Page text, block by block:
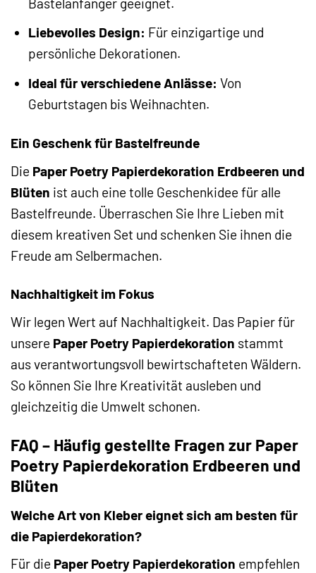
Liebevolles Design: Für einzigartige und
persönliche Dekorationen.
Ideal für verschiedene Anlässe: Von
Geburtstagen bis Weihnachten.
Ein Geschenk für Bastelfreunde
Die Paper Poetry Papierdekoration Erdbeeren und
Blüten ist auch eine tolle Geschenkidee für alle
Bastelfreunde. Überraschen Sie Ihre Lieben mit
diesem kreativen Set und schenken Sie ihnen die
Freude am Selbermachen.
Nachhaltigkeit im Fokus
Wir legen Wert auf Nachhaltigkeit. Das Papier für
unsere Paper Poetry Papierdekoration stammt
aus verantwortungsvoll bewirtschafteten Wäldern.
So können Sie Ihre Kreativität ausleben und
gleichzeitig die Umwelt schonen.
FAQ – Häufig gestellte Fragen zur Paper
Poetry Papierdekoration Erdbeeren und
Blüten
Welche Art von Kleber eignet sich am besten für
die Papierdekoration?
Für die Paper Poetry Papierdekoration empfehlen